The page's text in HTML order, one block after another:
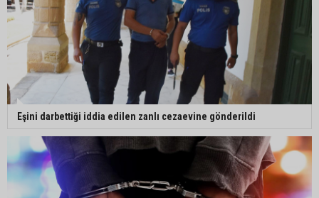
Eşini darbettiği iddia edilen zanlı cezaevine gönderildi